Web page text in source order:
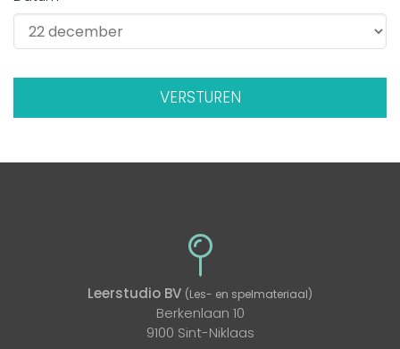
Leerstudio BV (Les- en spelmateriaal)
Berkenlaan 10
9100 Sint-Niklaas